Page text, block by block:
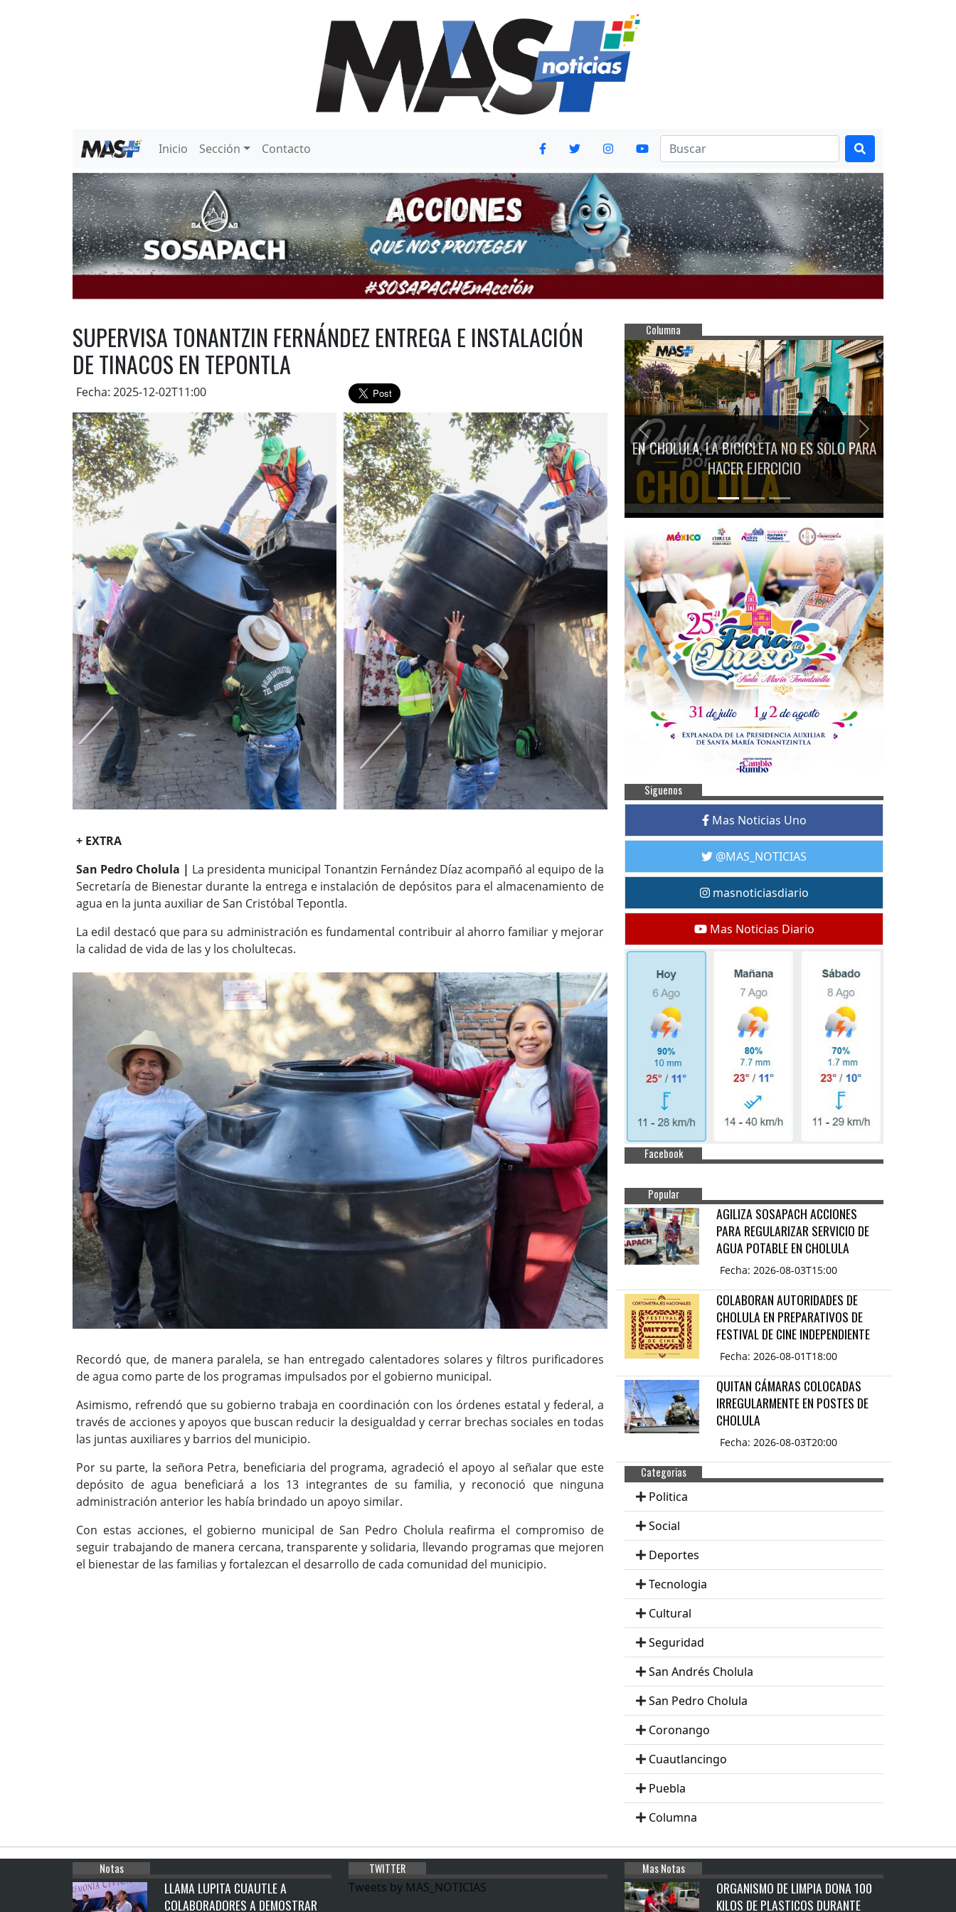
Inicio Sección Contacto
SUPERVISA TONANTZIN FERNÁNDEZ ENTREGA E INSTALACIÓN
DE TINACOS EN TEPONTLA
Fecha: 2025-12-02T11:00
+ EXTRA
San Pedro Cholula | La presidenta municipal Tonantzin Fernández Díaz acompañó al equipo de la
Secretaría de Bienestar durante la entrega e instalación de depósitos para el almacenamiento de
agua en la junta auxiliar de San Cristóbal Tepontla.
La edil destacó que para su administración es fundamental contribuir al ahorro familiar y mejorar
la calidad de vida de las y los cholultecas.
Recordó que, de manera paralela, se han entregado calentadores solares y filtros purificadores
de agua como parte de los programas impulsados por el gobierno municipal.
Asimismo, refrendó que su gobierno trabaja en coordinación con los órdenes estatal y federal, a
través de acciones y apoyos que buscan reducir la desigualdad y cerrar brechas sociales en todas
las juntas auxiliares y barrios del municipio.
Por su parte, la señora Petra, beneficiaria del programa, agradeció el apoyo al señalar que este
depósito de agua beneficiará a los 13 integrantes de su familia, y reconoció que ninguna
administración anterior les había brindado un apoyo similar.
Con estas acciones, el gobierno municipal de San Pedro Cholula reafirma el compromiso de
seguir trabajando de manera cercana, transparente y solidaria, llevando programas que mejoren
el bienestar de las familias y fortalezcan el desarrollo de cada comunidad del municipio.
Columna
EN CHOLULA, LA BICICLETA NO ES SOLO PARA
HACER EJERCICIO
Previous Next
Siguenos
Mas Noticias Uno
@MAS_NOTICIAS
masnoticiasdiario
Mas Noticias Diario
Facebook
Popular
AGILIZA SOSAPACH ACCIONES
PARA REGULARIZAR SERVICIO DE
AGUA POTABLE EN CHOLULA
Fecha: 2026-08-03T15:00
COLABORAN AUTORIDADES DE
CHOLULA EN PREPARATIVOS DE
FESTIVAL DE CINE INDEPENDIENTE
Fecha: 2026-08-01T18:00
QUITAN CÁMARAS COLOCADAS
IRREGULARMENTE EN POSTES DE
CHOLULA
Fecha: 2026-08-03T20:00
Categorias
Politica
Social
Deportes
Tecnologia
Cultural
Seguridad
San Andrés Cholula
San Pedro Cholula
Coronango
Cuautlancingo
Puebla
Columna
Notas
LLAMA LUPITA CUAUTLE A
COLABORADORES A DEMOSTRAR
TWITTER
Tweets by MAS_NOTICIAS
Mas Notas
ORGANISMO DE LIMPIA DONA 100
KILOS DE PLASTICOS DURANTE